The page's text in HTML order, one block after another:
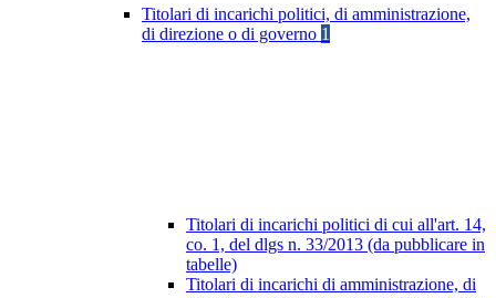
Titolari di incarichi politici, di amministrazione,
di direzione o di governo 1
Titolari di incarichi politici di cui all'art. 14,
co. 1, del dlgs n. 33/2013 (da pubblicare in
tabelle)
Titolari di incarichi di amministrazione, di